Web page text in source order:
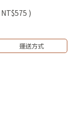
NT$575 )
運送方式